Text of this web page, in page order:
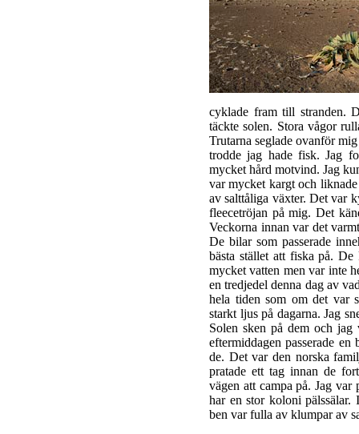
cyklade fram till stranden.
täckte solen. Stora vågor
Trutarna seglade ovanför
trodde jag hade fisk. Jag
mycket hård motvind. Jag
var mycket kargt och
av salttåliga växter. Det var
fleecetröjan på mig. Det
Veckorna innan var det
De bilar som passerade
bästa stället att fiska på.
mycket vatten men var inte
en tredjedel denna dag av
hela tiden som om det var
starkt ljus på dagarna. Jag
Solen sken på dem och jag
eftermiddagen passerade
de. Det var den norska
pratade ett tag innan de
vägen att campa på. Jag var
har en stor koloni pälssälar.
ben var fulla av klumpar av